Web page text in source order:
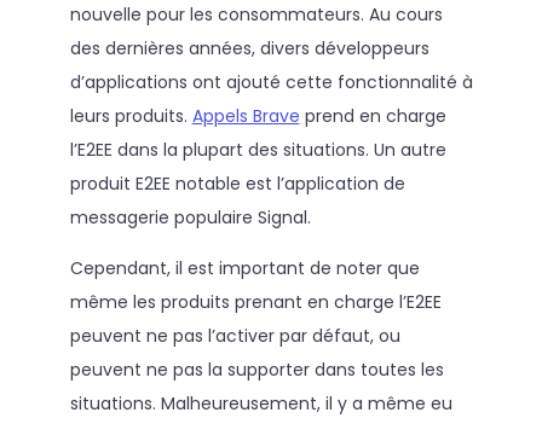
nouvelle pour les consommateurs. Au cours
des dernières années, divers développeurs
d’applications ont ajouté cette fonctionnalité à
leurs produits. Appels Brave prend en charge
l’E2EE dans la plupart des situations. Un autre
produit E2EE notable est l’application de
messagerie populaire Signal.
Cependant, il est important de noter que
même les produits prenant en charge l’E2EE
peuvent ne pas l’activer par défaut, ou
peuvent ne pas la supporter dans toutes les
situations. Malheureusement, il y a même eu